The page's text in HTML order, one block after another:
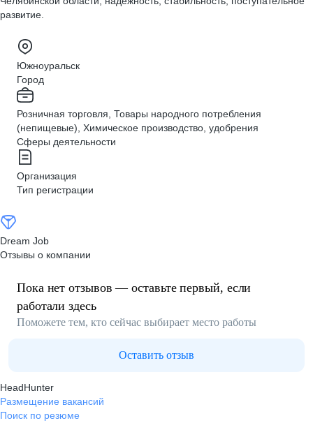
развитие.
Южноуральск
Город
Розничная торговля, Товары народного потребления
(непищевые), Химическое производство, удобрения
Сферы деятельности
Организация
Тип регистрации
Dream Job
Отзывы о компании
Пока нет отзывов — оставьте первый, если
работали здесь
Поможете тем, кто сейчас выбирает место работы
Оставить отзыв
HeadHunter
Размещение вакансий
Поиск по резюме